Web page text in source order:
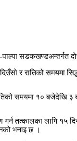
सडकखण्डअन्तर्गत
र रातिको समयमा
समयमा १० बजेदेखि
गर्न तत्कालका
भनाइ छ ।